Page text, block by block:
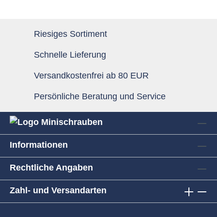
Riesiges Sortiment
Schnelle Lieferung
Versandkostenfrei ab 80 EUR
Persönliche Beratung und Service
Informationen
Rechtliche Angaben
Zahl- und Versandarten